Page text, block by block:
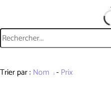
Trier par : Nom -Prix